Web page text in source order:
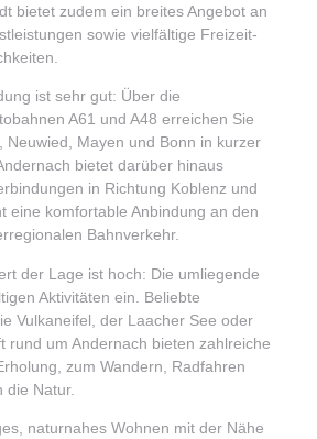
bietet zudem ein breites Angebot an
sowie vielfältige Freizeit-
ist sehr gut: Über die
A61 und A48 erreichen Sie
Neuwied, Mayen und Bonn in kurzer
bietet darüber hinaus
in Richtung Koblenz und
eine komfortable Anbindung an den
Bahnverkehr.
der Lage ist hoch: Die umliegende
Aktivitäten ein. Beliebte
Vulkaneifel, der Laacher See oder
rund um Andernach bieten zahlreiche
zum Wandern, Radfahren
die Natur.
naturnahes Wohnen mit der Nähe